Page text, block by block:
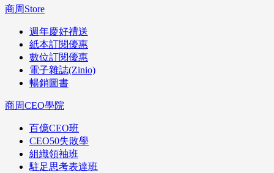
商周Store
週年慶好禮送
紙本訂閱優惠
數位訂閱優惠
電子雜誌(Zinio)
暢銷圖書
商周CEO學院
百億CEO班
CEO50失敗學
組織領袖班
駐足思考表達班